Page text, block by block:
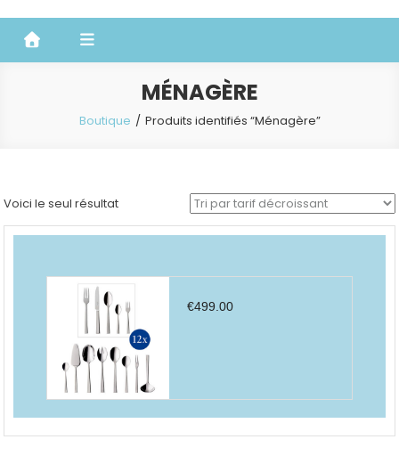
MÉNAGÈRE
Boutique Produits identifiés “Ménagère”
Voici le seul résultat
€499.00